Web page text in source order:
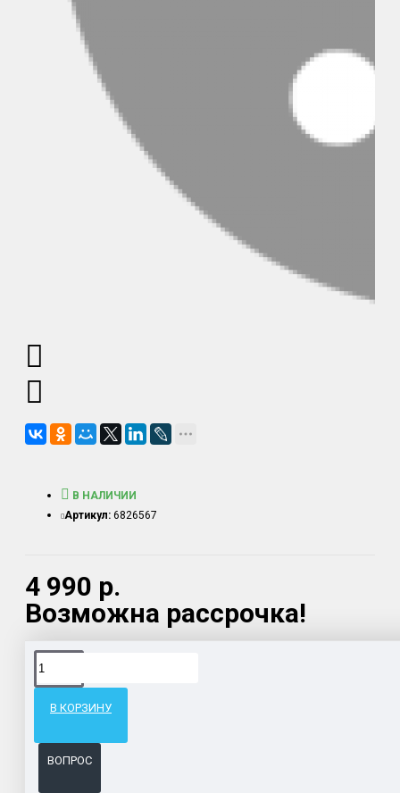
4 990 р.
Возможна рассрочка!
В НАЛИЧИИ
Артикул: 6826567
В КОРЗИНУ
ВОПРОС
Доставка товара по всему Таможенному союзу.